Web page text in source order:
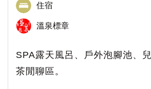
住宿
溫泉標章
SPA露天風呂、戶外泡腳池、
茶閒聊區。